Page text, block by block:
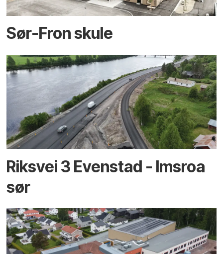
Sør-Fron skule
Riksvei 3 Evenstad - Imsroa
sør